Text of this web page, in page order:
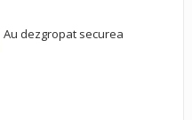
Au dezgropat securea